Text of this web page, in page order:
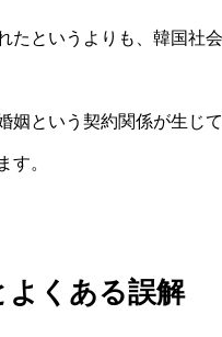
たというよりも、韓国社
姻という契約関係が生じ
す。
よくある誤解